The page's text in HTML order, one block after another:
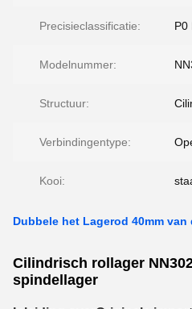
Precisieclassificatie: P0
Modelnummer:
Structuur:
Verbindingentype:
Kooi:
Dubbele het Lagerod 40mm
Cilindrisch rollager
spindellager